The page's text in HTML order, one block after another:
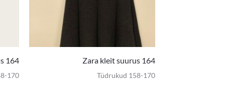
164
170
Zara kleit suurus 164
Tüdrukud 158-170